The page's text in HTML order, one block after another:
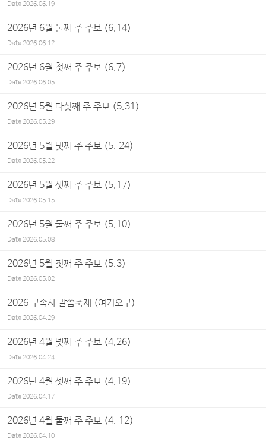
Date2026.06.19
2026년 6월 둘째 주 주보 (6.14)
Date2026.06.12
2026년 6월 첫째 주 주보 (6.7)
Date2026.06.05
2026년 5월 다섯째 주 주보 (5.31)
Date2026.05.29
2026년 5월 넷째 주 주보 (5. 24)
Date2026.05.22
2026년 5월 셋째 주 주보 (5.17)
Date2026.05.15
2026년 5월 둘째 주 주보 (5.10)
Date2026.05.08
2026년 5월 첫째 주 주보 (5.3)
Date2026.05.02
2026 구속사 말씀축제 (여기오구)
Date2026.04.29
2026년 4월 넷째 주 주보 (4.26)
Date2026.04.24
2026년 4월 셋째 주 주보 (4.19)
Date2026.04.17
2026년 4월 둘째 주 주보 (4. 12)
Date2026.04.10